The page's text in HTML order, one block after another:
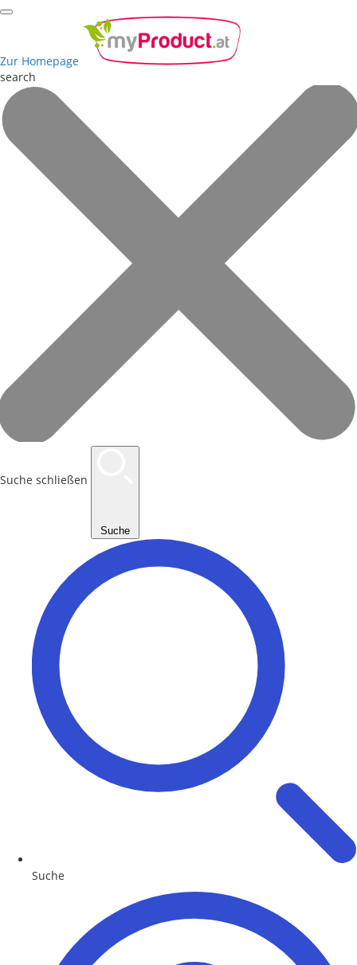
Zur Homepage
search
Suche schließen
Suche
Suche